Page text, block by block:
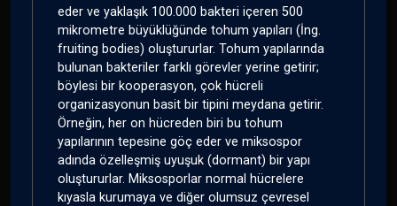
eder ve yaklaşık 100.000 bakteri içeren 500
mikrometre büyüklüğünde tohum yapıları (İng.
fruiting bodies) oluştururlar. Tohum yapılarında
bulunan bakteriler farklı görevler yerine getirir;
böylesi bir kooperasyon, çok hücreli
organizasyonun basit bir tipini meydana getirir.
Örneğin, her on hücreden biri bu tohum
yapılarının tepesine göç eder ve miksospor
adında özelleşmiş uyuşuk (dormant) bir yapı
oluştururlar. Miksosporlar normal hücrelere
kıyasla kurumaya ve diğer olumsuz çevresel